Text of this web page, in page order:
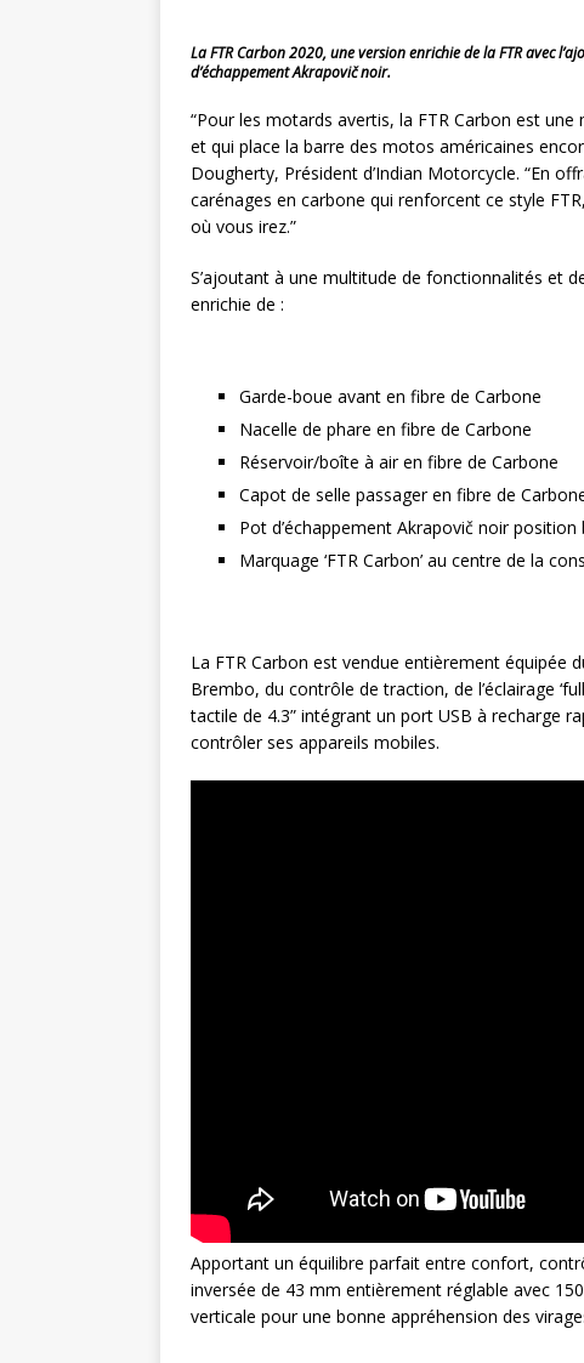
La FTR Carbon 2020, une version enrichie de la FTR avec
d’échappement Akrapovič noir.
“Pour les motards avertis, la FTR Carbon est
et qui place la barre des motos américaines
Dougherty, Président d’Indian Motorcycle. “En
carénages en carbone qui renforcent ce style
où vous irez.”
S’ajoutant à une multitude de fonctionnalités et
enrichie de :
Garde-boue avant en fibre de Carbone
Nacelle de phare en fibre de Carbone
Réservoir/boîte à air en fibre de Carbone
Capot de selle passager en fibre de
Pot d’échappement Akrapovič noir position
Marquage ‘FTR Carbon’ au centre de la
La FTR Carbon est vendue entièrement équipée
Brembo, du contrôle de traction, de l’éclairage
tactile de 4.3” intégrant un port USB à recharge
contrôler ses appareils mobiles.
Apportant un équilibre parfait entre confort,
inversée de 43 mm entièrement réglable avec
verticale pour une bonne appréhension des